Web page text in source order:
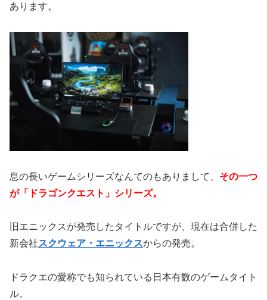
あります。
息の長いゲームシリーズなんてのもありまして、 その一つ
が「ドラゴンクエスト」シリーズ。
旧エニックスが発売したタイトルですが、現在は合併した
新会社スクウェア・エニックスからの発売。
ドラクエの愛称でも知られている日本有数のゲームタイト
ル。